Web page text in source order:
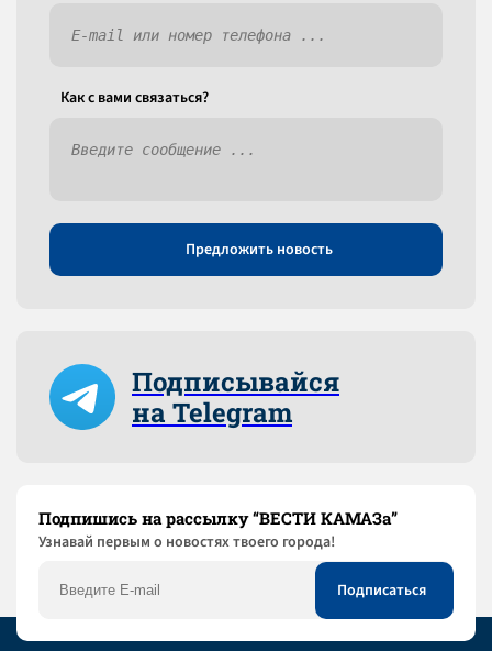
Как c вами связаться?
Предложить новость
Подписывайся
на Telegram
Подпишись на рассылку “ВЕСТИ КАМАЗа”
Узнaвай первым о новостях твоего города!